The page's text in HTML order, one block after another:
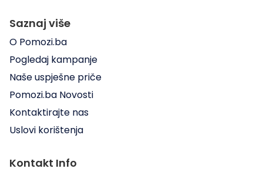
Saznaj više
O Pomozi.ba
Pogledaj kampanje
Naše uspješne priče
Pomozi.ba Novosti
Kontaktirajte nas
Uslovi korištenja
Kontakt Info